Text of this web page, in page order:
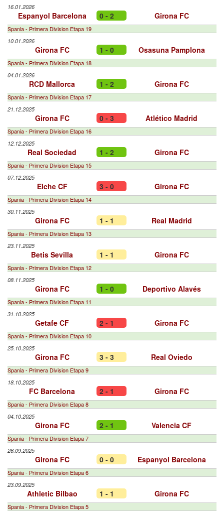
16.01.2026
Espanyol Barcelona 0 - 2 Girona FC
Spania - Primera Division Etapa 19
10.01.2026
Girona FC 1 - 0 Osasuna Pamplona
Spania - Primera Division Etapa 18
04.01.2026
RCD Mallorca 1 - 2 Girona FC
Spania - Primera Division Etapa 17
21.12.2025
Girona FC 0 - 3 Atlético Madrid
Spania - Primera Division Etapa 16
12.12.2025
Real Sociedad 1 - 2 Girona FC
Spania - Primera Division Etapa 15
07.12.2025
Elche CF 3 - 0 Girona FC
Spania - Primera Division Etapa 14
30.11.2025
Girona FC 1 - 1 Real Madrid
Spania - Primera Division Etapa 13
23.11.2025
Betis Sevilla 1 - 1 Girona FC
Spania - Primera Division Etapa 12
08.11.2025
Girona FC 1 - 0 Deportivo Alavés
Spania - Primera Division Etapa 11
31.10.2025
Getafe CF 2 - 1 Girona FC
Spania - Primera Division Etapa 10
25.10.2025
Girona FC 3 - 3 Real Oviedo
Spania - Primera Division Etapa 9
18.10.2025
FC Barcelona 2 - 1 Girona FC
Spania - Primera Division Etapa 8
04.10.2025
Girona FC 2 - 1 Valencia CF
Spania - Primera Division Etapa 7
26.09.2025
Girona FC 0 - 0 Espanyol Barcelona
Spania - Primera Division Etapa 6
23.09.2025
Athletic Bilbao 1 - 1 Girona FC
Spania - Primera Division Etapa 5